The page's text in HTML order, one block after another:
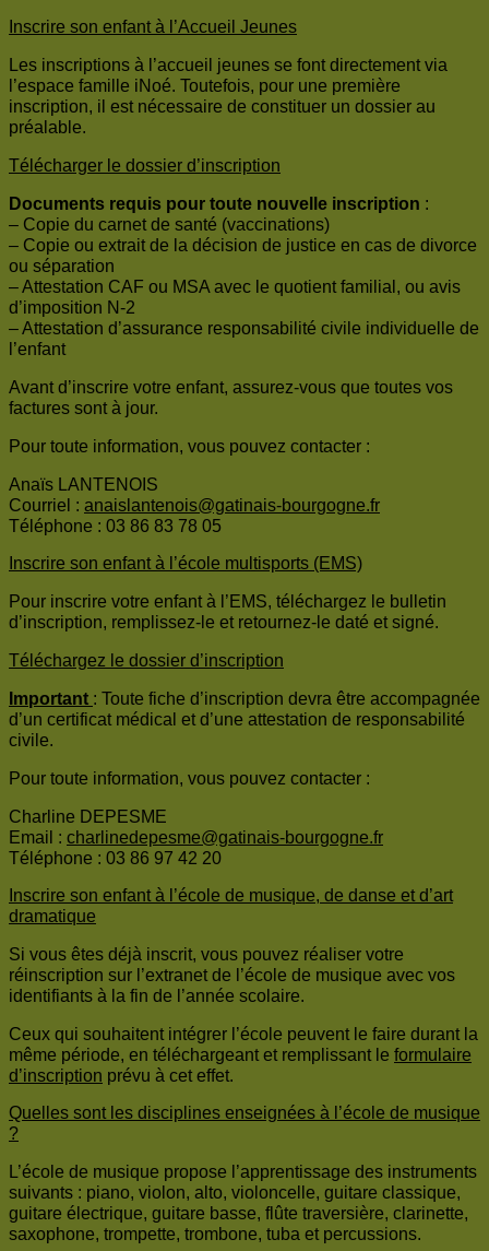
Inscrire son enfant à l’Accueil Jeunes
Les inscriptions à l’accueil jeunes se font directement via
l’espace famille iNoé. Toutefois, pour une première
inscription, il est nécessaire de constituer un dossier au
préalable.
Télécharger le dossier d’inscription
Documents requis pour toute nouvelle inscription :
– Copie du carnet de santé (vaccinations)
– Copie ou extrait de la décision de justice en cas de divorce
ou séparation
– Attestation CAF ou MSA avec le quotient familial, ou avis
d’imposition N-2
– Attestation d’assurance responsabilité civile individuelle de
l’enfant
Avant d’inscrire votre enfant, assurez-vous que toutes vos
factures sont à jour.
Pour toute information, vous pouvez contacter :
Anaïs LANTENOIS
Courriel : anaislantenois@gatinais-bourgogne.fr
Téléphone : 03 86 83 78 05
Inscrire son enfant à l’école multisports (EMS)
Pour inscrire votre enfant à l’EMS, téléchargez le bulletin
d’inscription, remplissez-le et retournez-le daté et signé.
Téléchargez le dossier d’inscription
Important : Toute fiche d’inscription devra être accompagnée
d’un certificat médical et d’une attestation de responsabilité
civile.
Pour toute information, vous pouvez contacter :
Charline DEPESME
Email : charlinedepesme@gatinais-bourgogne.fr
Téléphone : 03 86 97 42 20
Inscrire son enfant à l’école de musique, de danse et d’art
dramatique
Si vous êtes déjà inscrit, vous pouvez réaliser votre
réinscription sur l’extranet de l’école de musique avec vos
identifiants à la fin de l’année scolaire.
Ceux qui souhaitent intégrer l’école peuvent le faire durant la
même période, en téléchargeant et remplissant le formulaire
d’inscription prévu à cet effet.
Quelles sont les disciplines enseignées à l’école de musique
?
L’école de musique propose l’apprentissage des instruments
suivants : piano, violon, alto, violoncelle, guitare classique,
guitare électrique, guitare basse, flûte traversière, clarinette,
saxophone, trompette, trombone, tuba et percussions.